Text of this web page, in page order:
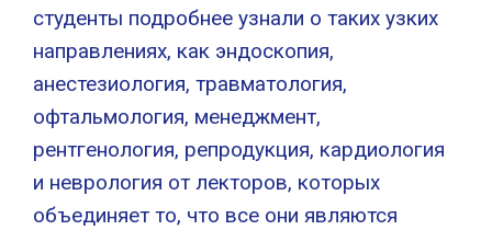
студенты подробнее узнали о таких узких
направлениях, как эндоскопия,
анестезиология, травматология,
офтальмология, менеджмент,
рентгенология, репродукция, кардиология
и неврология от лекторов, которых
объединяет то, что все они являются